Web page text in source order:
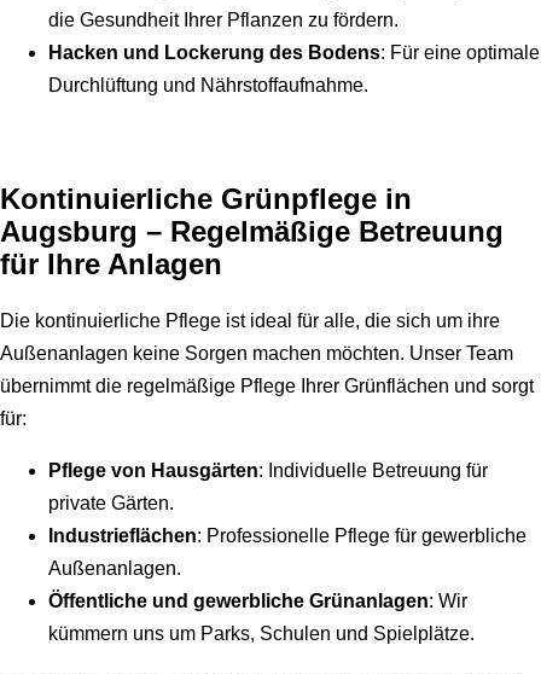
die Gesundheit Ihrer Pflanzen zu fördern.
Hacken und Lockerung des Bodens: Für eine optimale
Durchlüftung und Nährstoffaufnahme.
Kontinuierliche Grünpflege in
Augsburg – Regelmäßige Betreuung
für Ihre Anlagen
Die kontinuierliche Pflege ist ideal für alle, die sich um ihre
Außenanlagen keine Sorgen machen möchten. Unser Team
übernimmt die regelmäßige Pflege Ihrer Grünflächen und sorgt
für:
Pflege von Hausgärten: Individuelle Betreuung für
private Gärten.
Industrieflächen: Professionelle Pflege für gewerbliche
Außenanlagen.
Öffentliche und gewerbliche Grünanlagen: Wir
kümmern uns um Parks, Schulen und Spielplätze.